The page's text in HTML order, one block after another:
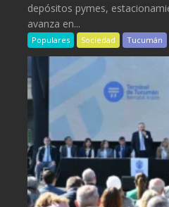
depósitos pymes,
avanza en...
Populares Sociedad Tucumán